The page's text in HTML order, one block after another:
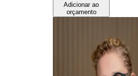
Adicionar ao
orçamento